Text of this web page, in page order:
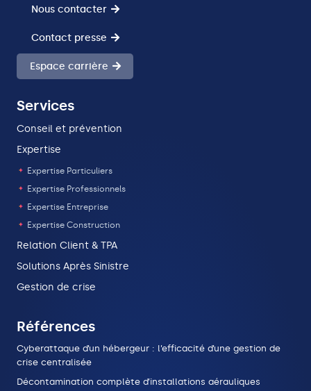
Nous contacter
Contact presse
Espace carrière
Services
Conseil et prévention
Expertise
Expertise Particuliers
Expertise Professionnels
Expertise Entreprise
Expertise Construction
Relation Client & TPA
Solutions Après Sinistre
Gestion de crise
Références
Cyberattaque d’un hébergeur : l’efficacité d’une gestion de
crise centralisée
Décontamination complète d’installations aérauliques